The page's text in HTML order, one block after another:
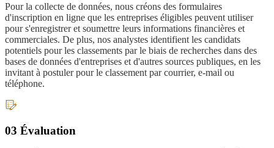
Pour la collecte de données, nous créons des formulaires
d'inscription en ligne que les entreprises éligibles peuvent utiliser
pour s'enregistrer et soumettre leurs informations financières et
commerciales. De plus, nos analystes identifient les candidats
potentiels pour les classements par le biais de recherches dans des
bases de données d'entreprises et d'autres sources publiques, en les
invitant à postuler pour le classement par courrier, e-mail ou
téléphone.
03 Évaluation